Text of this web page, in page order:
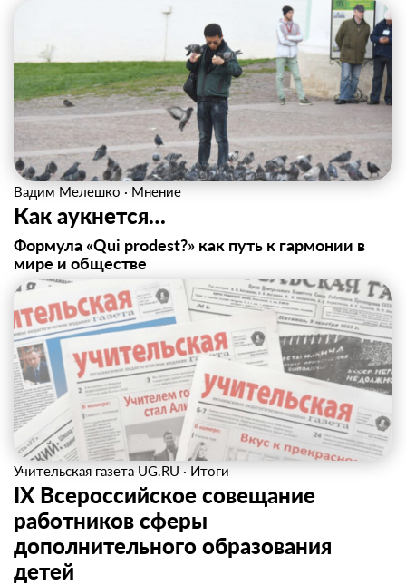
Вадим Мелешко · Мнение
Как аукнется…
Формула «Qui prodest?» как путь к гармонии в
мире и обществе
Учительская газета UG.RU · Итоги
IХ Всероссийское совещание
работников сферы
дополнительного образования
детей